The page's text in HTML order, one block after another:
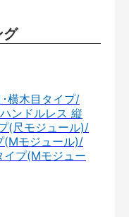
グ
横木目タイプ/
ンドルレス 縦
(尺モジュール)/
(Mモジュール)/
イプ(Mモジュー